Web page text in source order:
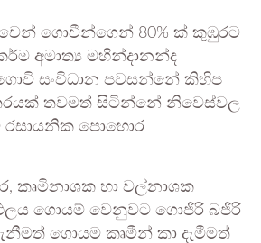
ගොවීන්ගෙන් 80% ක් කුඹුරට
අමාත්‍ය මහින්දානන්ද
සංවිධාන පවසන්නේ කිහිප
තවමත් සිටින්නේ නිවෙස්වල
රසායනික පොහොර
කෘමිනාශක හා වල්නාශක
ගොයම් වෙනුවට ගොජිරි බජිරි
ගොයම කෘමීන් කා දැමීමත්